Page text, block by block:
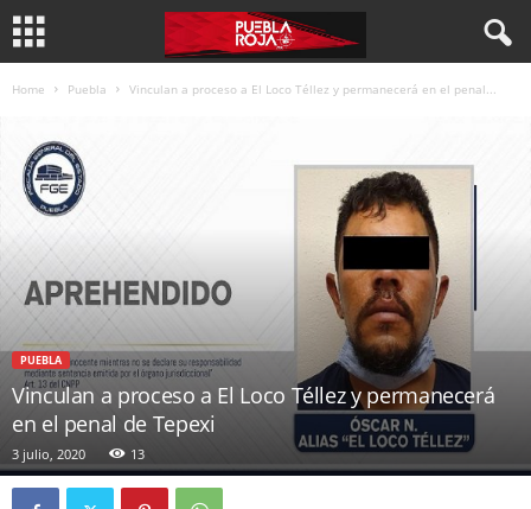
Home Puebla Vinculan a proceso a El Loco Téllez y permanecerá en el penal...
PUEBLA
Vinculan a proceso a El Loco Téllez y permanecerá
en el penal de Tepexi
3 julio, 2020 13